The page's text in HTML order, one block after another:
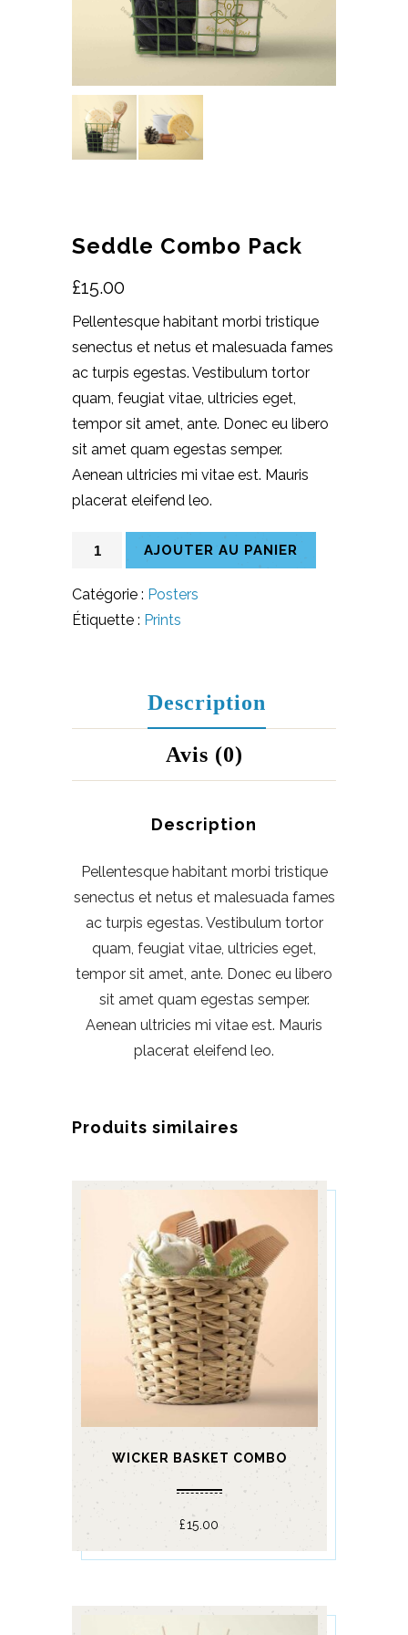
Seddle Combo Pack
£15.00
Pellentesque habitant morbi tristique
senectus et netus et malesuada fames
ac turpis egestas. Vestibulum tortor
quam, feugiat vitae, ultricies eget,
tempor sit amet, ante. Donec eu libero
sit amet quam egestas semper.
Aenean ultricies mi vitae est. Mauris
placerat eleifend leo.
quantité
Seddle
Combo
AJOUTER AU PANIER
Catégorie : Posters
Étiquette : Prints
Description
Avis (0)
Description
Pellentesque habitant morbi tristique
senectus et netus et malesuada fames
ac turpis egestas. Vestibulum tortor
quam, feugiat vitae, ultricies eget,
tempor sit amet, ante. Donec eu libero
sit amet quam egestas semper.
Aenean ultricies mi vitae est. Mauris
placerat eleifend leo.
Produits similaires
WICKER BASKET COMBO
£15.00